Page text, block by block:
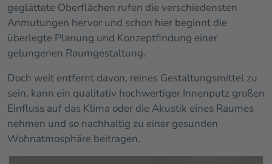
geglättete Oberflächen rufen die verschiedensten
Anmutungen hervor und schon hier beginnt die
überlegte Planung und Konzeptfindung einer
gelungenen Raumgestaltung.
Doch weit entfernt davon, reines Gestaltungsmittel zu
sein, kann ein qualitativ hochwertiger Innenputz großen
Einfluss auf das Klima oder die Akustik eines Raumes
nehmen und so nachhaltig zu einer gesunden
Wohnatmosphäre beitragen.